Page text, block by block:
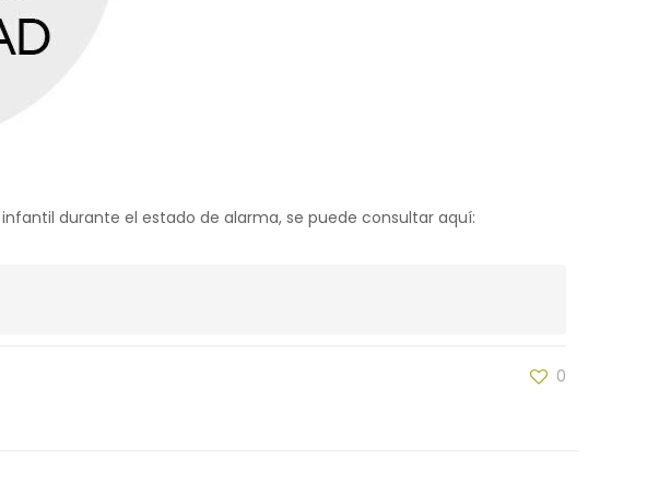
durante el estado de alarma, se puede consultar aquí:
0